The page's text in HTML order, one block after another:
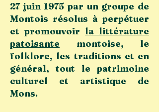
27 juin 1975 par un groupe de
Montois résolus à perpétuer
et promouvoir la littérature
patoisante montoise, le
folklore, les traditions et en
général, tout le patrimoine
culturel et artistique de
Mons.